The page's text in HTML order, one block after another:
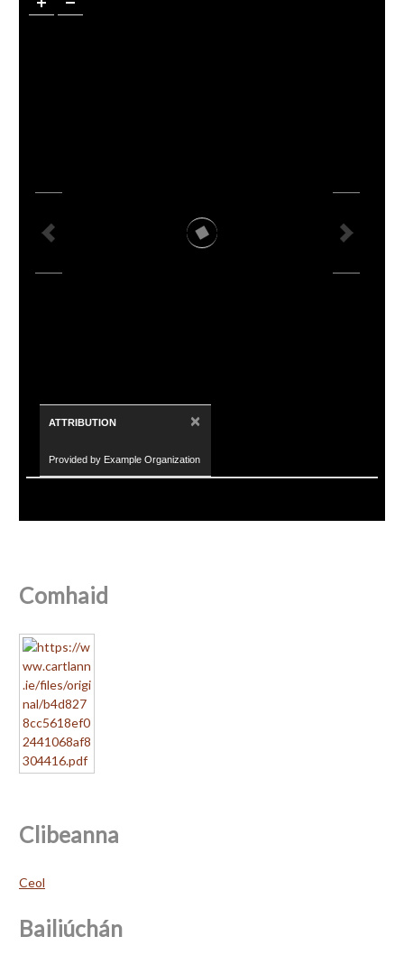
ATTRIBUTION ×
Provided by Example Organization
Comhaid
Clibeanna
Ceol
Bailiúchán